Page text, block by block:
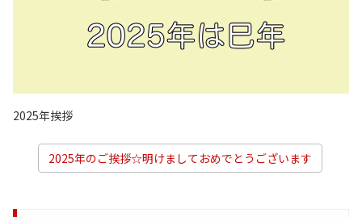
2025年挨拶
2025年のご挨拶☆明けましておめでとうございます